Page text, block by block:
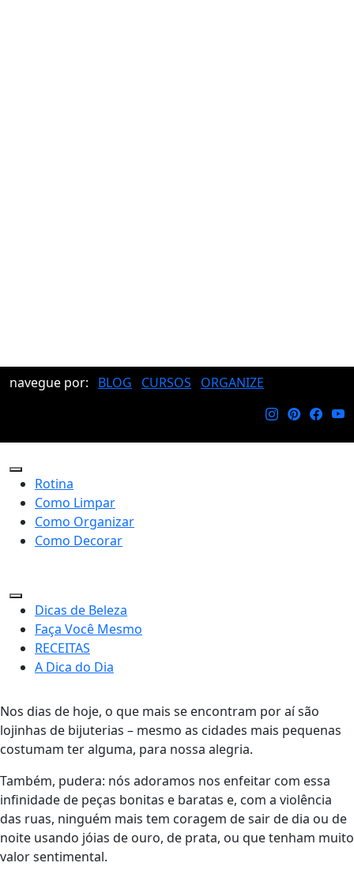
navegue por: BLOG CURSOS ORGANIZE
Rotina
Como Limpar
Como Organizar
Como Decorar
Dicas de Beleza
Faça Você Mesmo
RECEITAS
A Dica do Dia
Nos dias de hoje, o que mais se encontram por aí são
lojinhas de bijuterias – mesmo as cidades mais pequenas
costumam ter alguma, para nossa alegria.
Também, pudera: nós adoramos nos enfeitar com essa
infinidade de peças bonitas e baratas e, com a violência
das ruas, ninguém mais tem coragem de sair de dia ou de
noite usando jóias de ouro, de prata, ou que tenham muito
valor sentimental.